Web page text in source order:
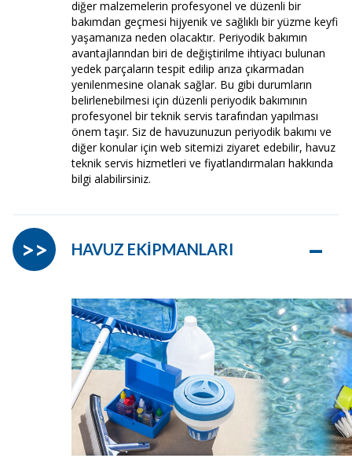
diğer malzemelerin profesyonel ve düzenli bir
bakımdan geçmesi hijyenik ve sağlıklı bir yüzme keyfi
yaşamanıza neden olacaktır. Periyodik bakımın
avantajlarından biri de değiştirilme ihtiyacı bulunan
yedek parçaların tespit edilip arıza çıkarmadan
yenilenmesine olanak sağlar. Bu gibi durumların
belirlenebilmesi için düzenli periyodik bakımının
profesyonel bir teknik servis tarafından yapılması
önem taşır. Siz de havuzunuzun periyodik bakımı ve
diğer konular için web sitemizi ziyaret edebilir, havuz
teknik servis hizmetleri ve fiyatlandırmaları hakkında
bilgi alabilirsiniz.
HAVUZ EKİPMANLARI –
>>